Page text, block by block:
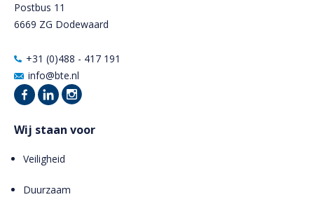
Postbus 11
6669 ZG Dodewaard
+31 (0)488 - 417 191
info@bte.nl
Wij staan voor
Veiligheid
Duurzaam